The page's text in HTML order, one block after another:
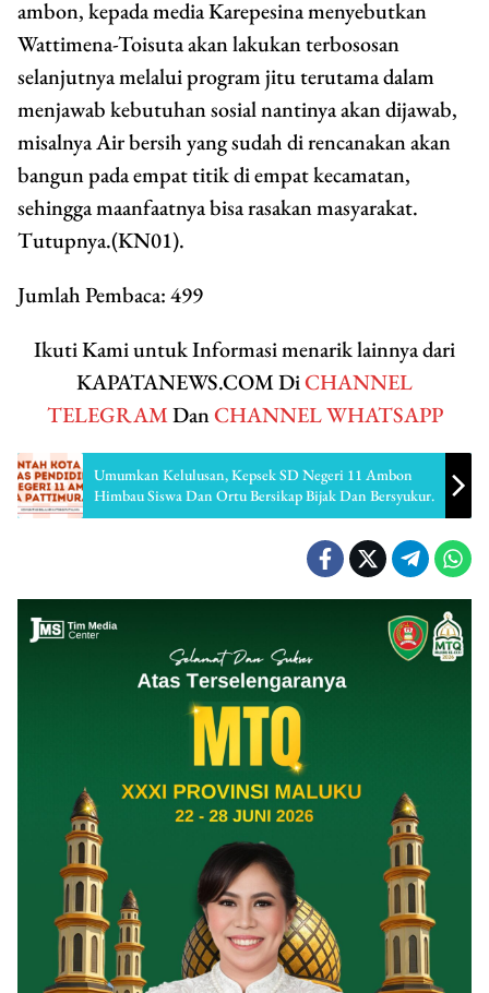
ambon, kepada media Karepesina menyebutkan
Wattimena-Toisuta akan lakukan terbososan
selanjutnya melalui program jitu terutama dalam
menjawab kebutuhan sosial nantinya akan dijawab,
misalnya Air bersih yang sudah di rencanakan akan
bangun pada empat titik di empat kecamatan,
sehingga maanfaatnya bisa rasakan masyarakat.
Tutupnya.(KN01).
Jumlah Pembaca:499
Ikuti Kami untuk Informasi menarik lainnya dari
KAPATANEWS.COM DiCHANNEL
TELEGRAMDanCHANNEL WHATSAPP
Umumkan Kelulusan, Kepsek SD Negeri 11 Ambon
Himbau Siswa Dan Ortu Bersikap Bijak Dan Bersyukur.